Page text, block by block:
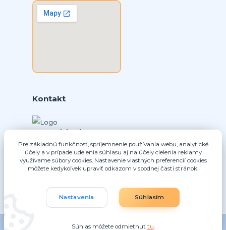
Kontakt
Ing. Daniel Doboš
+421 902331936
(Po-Pia, 8-16 hod.)
info@nice-pohony.sk
Pre základnú funkčnosť, spríjemnenie používania webu, analytické
účely a v prípade udelenia súhlasu aj na účely cielenia reklamy
využívame súbory cookies. Nastavenie vlastných preferencií cookies
môžete kedykoľvek upraviť odkazom v spodnej časti stránok.
Nastavenia Súhlasím
Súhlas môžete odmietnuť tu.